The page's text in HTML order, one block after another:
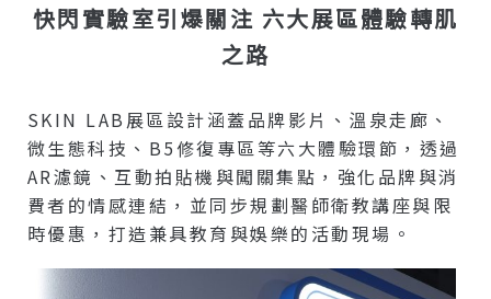
快閃實驗室引爆關注 六大展區體驗轉肌
之路
SKIN LAB展區設計涵蓋品牌影片、溫泉走廊、
微生態科技、B5修復專區等六大體驗環節，透過
AR濾鏡、互動拍貼機與闖關集點，強化品牌與消
費者的情感連結，並同步規劃醫師衛教講座與限
時優惠，打造兼具教育與娛樂的活動現場。